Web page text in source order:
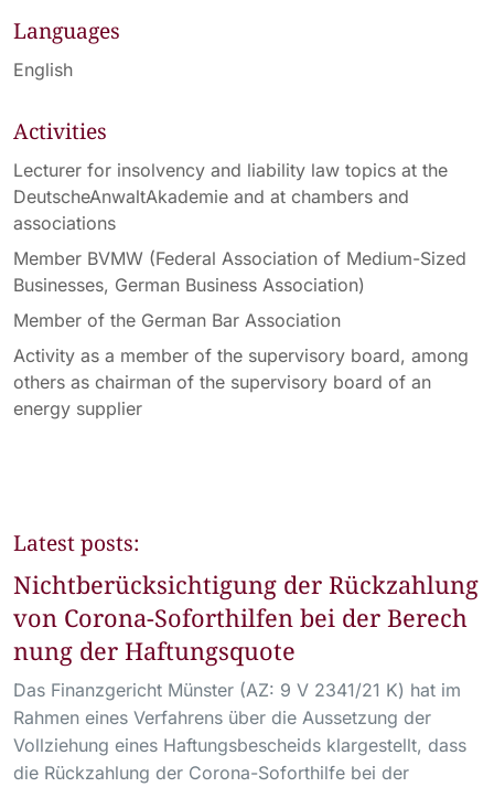
Languages
English
Activities
Lecturer for insolvency and liability law topics at the
DeutscheAnwaltAkademie and at chambers and
associations
Member BVMW (Federal Association of Medium-Sized
Businesses, German Business Association)
Member of the German Bar Association
Activity as a member of the supervisory board, among
others as chairman of the supervisory board of an
energy supplier
Latest posts:
Nichtberücksichtigung der Rückzahlung
von Corona-Soforthilfen bei der Berech
nung der Haftungsquote
Das Finanzgericht Münster (AZ: 9 V 2341/21 K) hat im
Rahmen eines Verfahrens über die Aussetzung der
Vollziehung eines Haftungsbescheids klargestellt, dass
die Rückzahlung der Corona-Soforthilfe bei der